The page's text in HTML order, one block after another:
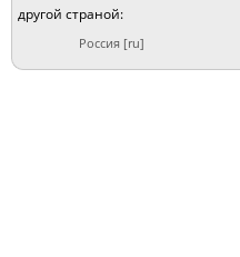
другой страной:
Россия [ru]